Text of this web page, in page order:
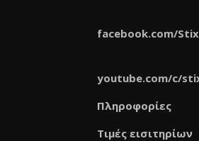
facebook.com/
youtube.com/c/
Πληροφορίες
Τιμές εισιτηρίων